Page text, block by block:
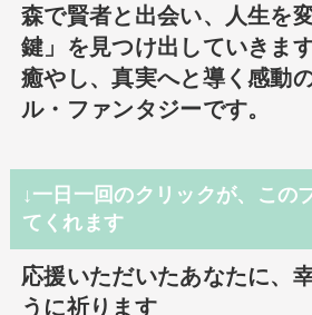
森で賢者と出会い、人生を
鍵」を見つけ出していきま
癒やし、真実へと導く感動
ル・ファンタジーです。
↓一日一回のクリックが、この
てくれます
応援いただいたあなたに、
うに祈ります